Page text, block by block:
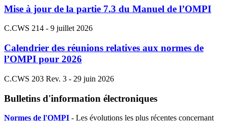
Mise à jour de la partie 7.3 du Manuel de l’OMPI
C.CWS 214 - 9 juillet 2026
Calendrier des réunions relatives aux normes de
l’OMPI pour 2026
C.CWS 203 Rev. 3 - 29 juin 2026
Bulletins d'information électroniques
Normes de l'OMPI - Les évolutions les plus récentes concernant